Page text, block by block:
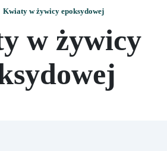
Kwiaty w żywicy epoksydowej
w żywicy